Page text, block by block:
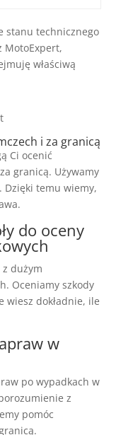
stanu technicznego
MotoExpert,
właściwą
i za granicą
Ci ocenić
granicą. Używamy
Dzięki temu wiemy,
do oceny
z dużym
Oceniamy szkody
wiesz dokładnie, ile
w
po wypadkach w
z
pomóc